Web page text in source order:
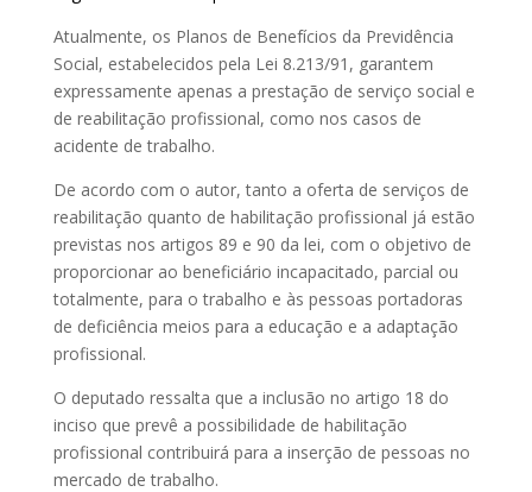
Atualmente, os Planos de Benefícios da Previdência
Social, estabelecidos pela Lei 8.213/91, garantem
expressamente apenas a prestação de serviço social e
de reabilitação profissional, como nos casos de
acidente de trabalho.
De acordo com o autor, tanto a oferta de serviços de
reabilitação quanto de habilitação profissional já estão
previstas nos artigos 89 e 90 da lei, com o objetivo de
proporcionar ao beneficiário incapacitado, parcial ou
totalmente, para o trabalho e às pessoas portadoras
de deficiência meios para a educação e a adaptação
profissional.
O deputado ressalta que a inclusão no artigo 18 do
inciso que prevê a possibilidade de habilitação
profissional contribuirá para a inserção de pessoas no
mercado de trabalho.